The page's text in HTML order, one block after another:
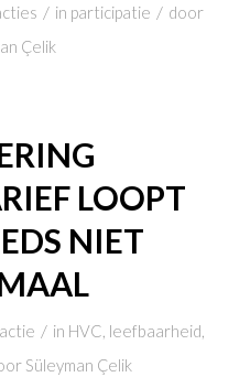
/ in participatie / door
Çelik
LOOPT
NIET
/ in HVC, leefbaarheid,
Süleyman Çelik